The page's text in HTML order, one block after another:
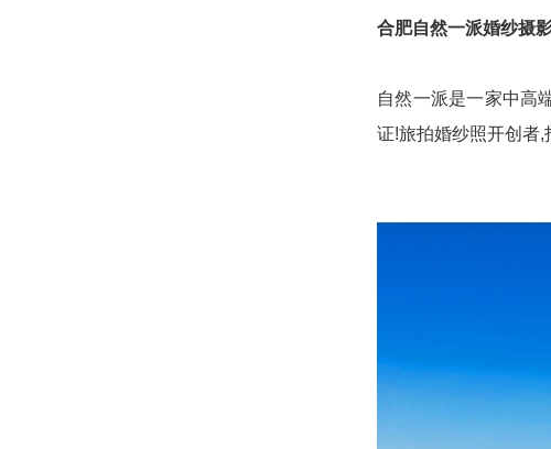
合肥自然一派婚纱摄
自然一派是一家中高
证!旅拍婚纱照开创者,